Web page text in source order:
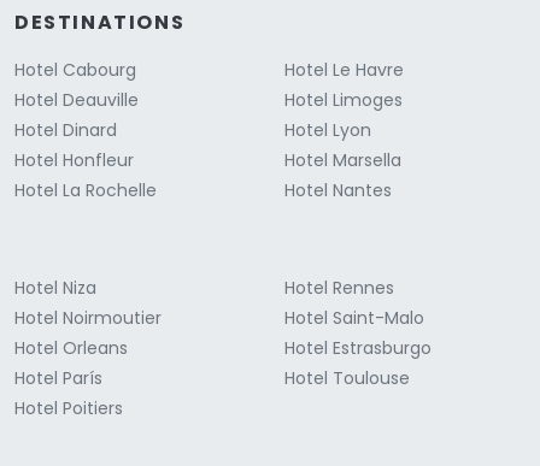
DESTINATIONS
Hotel Cabourg
Hotel Deauville
Hotel Dinard
Hotel Honfleur
Hotel La Rochelle
Hotel Le Havre
Hotel Limoges
Hotel Lyon
Hotel Marsella
Hotel Nantes
Hotel Niza
Hotel Noirmoutier
Hotel Orleans
Hotel París
Hotel Poitiers
Hotel Rennes
Hotel Saint-Malo
Hotel Estrasburgo
Hotel Toulouse